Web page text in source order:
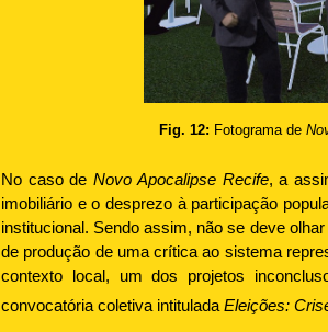
Fig. 12: Fotograma de
No caso deNovo Apocalipse Recife, a
imobiliário e o desprezo à participação
institucional. Sendo assim, não se deve
de produção de uma crítica ao sistema
contexto local, um dos projetos
convocatória coletiva intitulada Eleições: